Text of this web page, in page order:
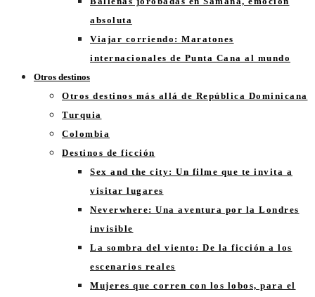
absoluta
Viajar corriendo: Maratones
internacionales de Punta Cana al mundo
Otros destinos
Otros destinos más allá de República Dominicana
Turquia
Colombia
Destinos de ficción
Sex and the city: Un filme que te invita a
visitar lugares
Neverwhere: Una aventura por la Londres
invisible
La sombra del viento: De la ficción a los
escenarios reales
Mujeres que corren con los lobos, para el